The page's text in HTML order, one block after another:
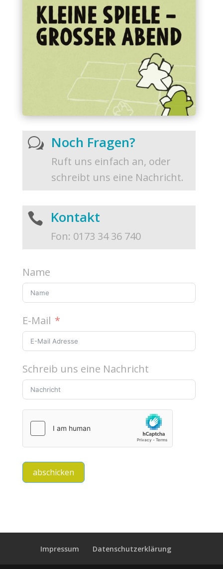
w Noch Fragen?
Ruft uns einfach an, oder
schreibt uns eine Nachricht.
 Kontakt
Fon: 0173 34 36 740
Name
E-Mail
Schreib uns eine Nachricht
abschicken
Impressum Datenschutzerklärung